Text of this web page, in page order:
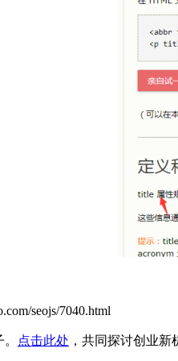
seojs/7040.html
点击此处 ，共同探讨创业新